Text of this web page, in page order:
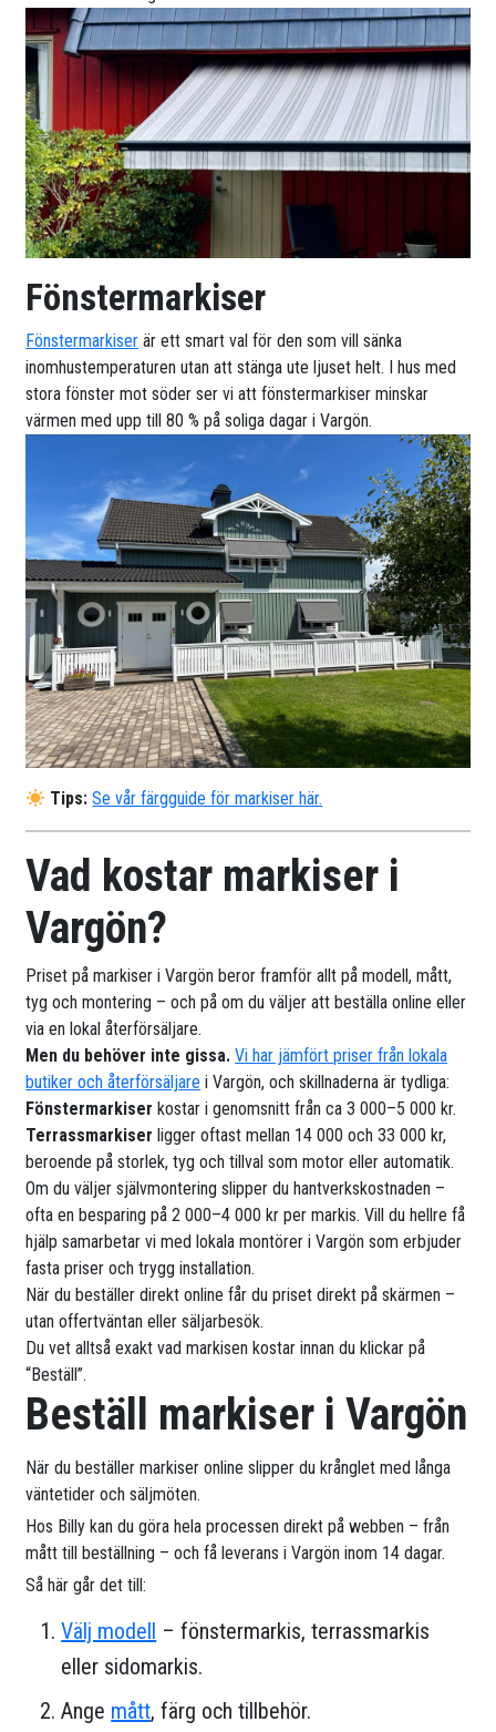
Fönstermarkiser
Fönstermarkiser är ett smart val för den som vill sänka
inomhustemperaturen utan att stänga ute ljuset helt. I hus med
stora fönster mot söder ser vi att fönstermarkiser minskar
värmen med upp till 80 % på soliga dagar i Vargön.
Tips: Se vår färgguide för markiser här.
Vad kostar markiser i
Vargön?
Priset på markiser i Vargön beror framför allt på modell, mått,
tyg och montering – och på om du väljer att beställa online eller
via en lokal återförsäljare.
Men du behöver inte gissa.Vi har jämfört priser från lokala
butiker och återförsäljare i Vargön, och skillnaderna är tydliga:
Fönstermarkiser kostar i genomsnitt från ca 3 000–5 000 kr.
Terrassmarkiser ligger oftast mellan 14 000 och 33 000 kr,
beroende på storlek, tyg och tillval som motor eller automatik.
Om du väljer självmontering slipper du hantverkskostnaden –
ofta en besparing på 2 000–4 000 kr per markis. Vill du hellre få
hjälp samarbetar vi med lokala montörer i Vargön som erbjuder
fasta priser och trygg installation.
När du beställer direkt online får du priset direkt på skärmen –
utan offertväntan eller säljarbesök.
Du vet alltså exakt vad markisen kostar innan du klickar på
“Beställ”.
Beställ markiser i Vargön
När du beställer markiser online slipper du krånglet med långa
väntetider och säljmöten.
Hos Billy kan du göra hela processen direkt på webben – från
mått till beställning – och få leverans i Vargön inom 14 dagar.
Så här går det till:
Välj modell – fönstermarkis, terrassmarkis
eller sidomarkis.
Ange mått, färg och tillbehör.